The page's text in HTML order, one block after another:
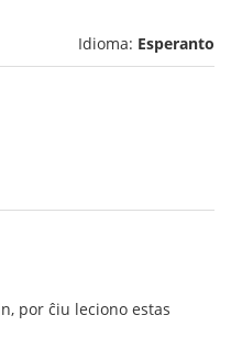
Idioma: Esperanto
por ĉiu leciono estas